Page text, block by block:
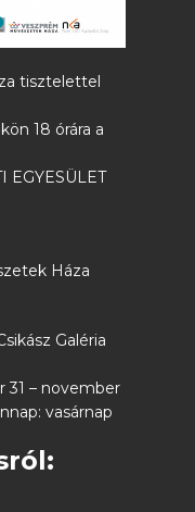
tisztelettel
18 órára a
EGYESÜLET
Háza
Galéria
31 – november
vasárnap